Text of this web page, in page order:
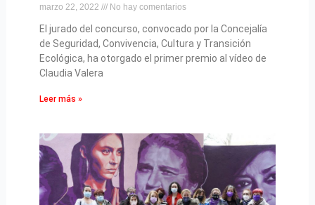
marzo 22, 2022 No hay comentarios
El jurado del concurso, convocado por la Concejalía
de Seguridad, Convivencia, Cultura y Transición
Ecológica, ha otorgado el primer premio al vídeo de
Claudia Valera
Leer más »